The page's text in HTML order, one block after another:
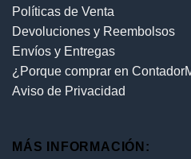
Políticas de Venta
Devoluciones y Reembolsos
Envíos y Entregas
¿Porque comprar en
Aviso de Privacidad
MÁS INFORMACIÓN: